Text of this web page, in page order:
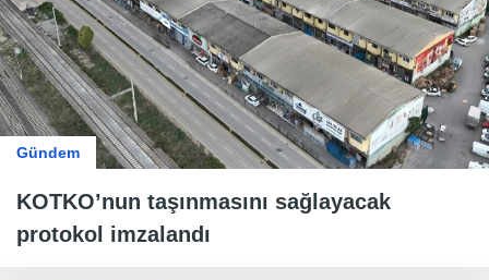
Gündem
KOTKO’nun taşınmasını sağlayacak
protokol imzalandı